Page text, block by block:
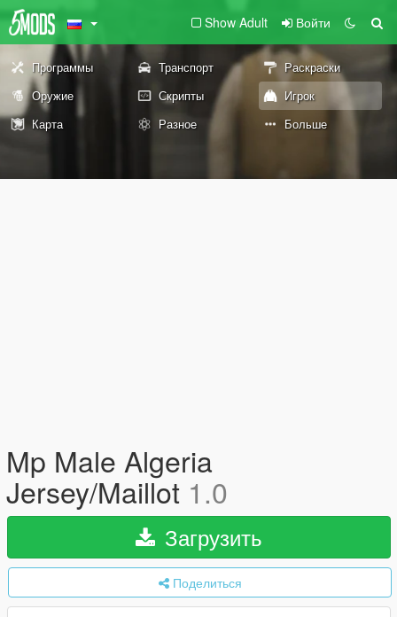
Show Adult Войти
Программы Транспорт
Раскраски
Оружие
Скрипты
Игрок
Карта
Разное Больше
Mp Male Algeria
Jersey/Maillot 1.0
Загрузить
Поделиться